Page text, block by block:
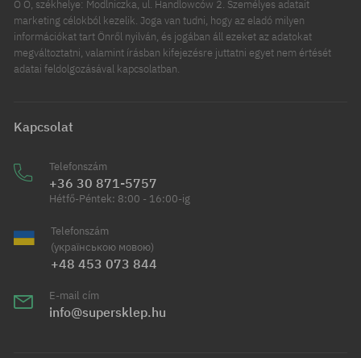
O O, székhelye: Modlniczka, ul. Handlowców 2. Személyes adatait
marketing célokból kezelik. Joga van tudni, hogy az eladó milyen
információkat tart Önről nyilván, és jogában áll ezeket az adatokat
megváltoztatni, valamint írásban kifejezésre juttatni egyet nem értését
adatai feldolgozásával kapcsolatban.
Kapcsolat
Telefonszám
+36 30 871-5757
Hétfő-Péntek: 8:00 - 16:00-ig
Telefonszám
(українською мовою)
+48 453 073 844
E-mail cím
info@supersklep.hu